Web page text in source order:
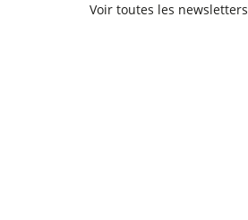
Voir toutes les newsletters